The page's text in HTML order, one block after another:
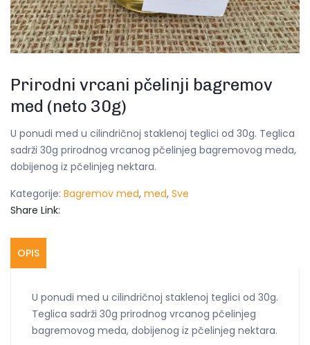
Prirodni vrcani pčelinji bagremov
med (neto 30g)
U ponudi med u cilindričnoj staklenoj teglici od 30g. Teglica
sadrži 30g prirodnog vrcanog pčelinjeg bagremovog meda,
dobijenog iz pčelinjeg nektara.
Kategorije: Bagremov med, med, Sve
Share Link:
OPIS
U ponudi med u cilindričnoj staklenoj teglici od 30g.
Teglica sadrži 30g prirodnog vrcanog pčelinjeg
bagremovog meda, dobijenog iz pčelinjeg nektara.